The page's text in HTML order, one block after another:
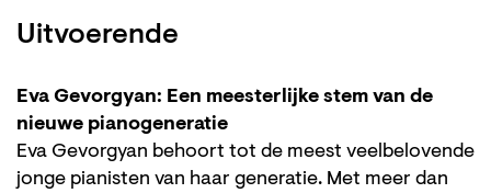
Uitvoerende
Eva Gevorgyan: Een meesterlijke stem van de
nieuwe pianogeneratie
Eva Gevorgyan behoort tot de meest veelbelovende
jonge pianisten van haar generatie. Met meer dan